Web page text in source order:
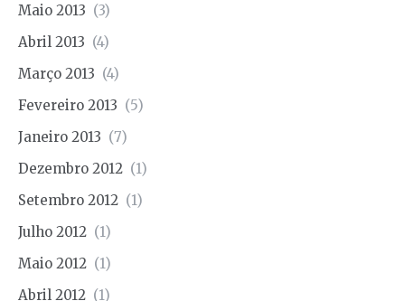
Maio 2013 (3)
Abril 2013 (4)
Março 2013 (4)
Fevereiro 2013 (5)
Janeiro 2013 (7)
Dezembro 2012 (1)
Setembro 2012 (1)
Julho 2012 (1)
Maio 2012 (1)
Abril 2012 (1)